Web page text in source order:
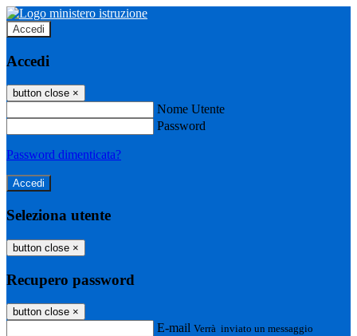
Accedi
Accedi
button close ×
Nome Utente
Password
Password dimenticata?
Seleziona utente
button close ×
Recupero password
button close ×
E-mail Verrà inviato un messaggio